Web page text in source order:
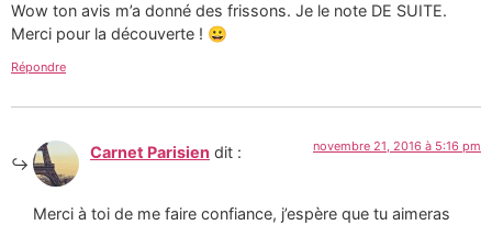
Wow ton avis m’a donné des frissons. Je le note DE SUITE.
Merci pour la découverte ! 😀
Répondre
Carnet Parisien dit : novembre 21, 2016 à 5:16 pm
Merci à toi de me faire confiance, j’espère que tu aimeras